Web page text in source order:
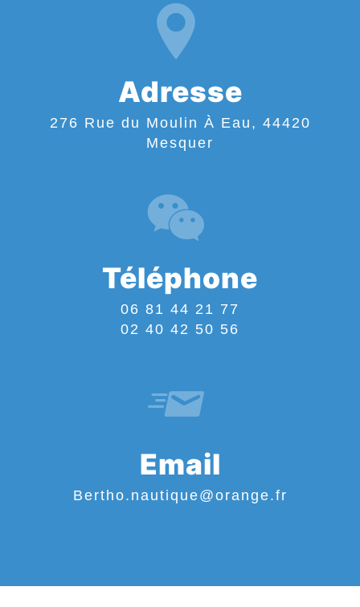
Adresse
276 Rue du Moulin À Eau, 44420
Mesquer
Téléphone
06 81 44 21 77
02 40 42 50 56
Email
bertho.nautique@orange.fr